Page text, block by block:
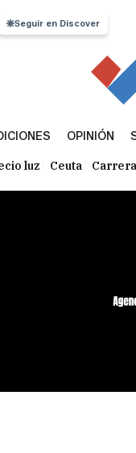
Seguir en Discover
OPINIÓN
luz Ceuta